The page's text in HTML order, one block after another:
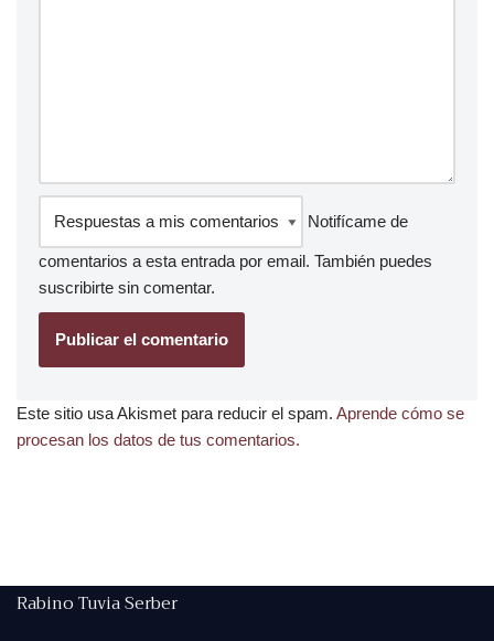
Notifícame de
comentarios a esta entrada por email. También puedes
suscribirte sin comentar.
Este sitio usa Akismet para reducir el spam. Aprende cómo se
procesan los datos de tus comentarios.
Rabino Tuvia Serber